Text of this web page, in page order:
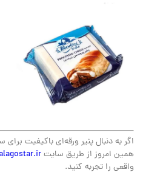
اگر به دنبال پنیر ورقه‌ای باکیفیت برای
همین امروز از طریق سایت
واقعی را تجربه کنید.